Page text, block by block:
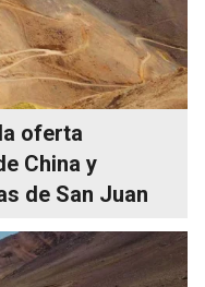
oferta
China y
de San Juan